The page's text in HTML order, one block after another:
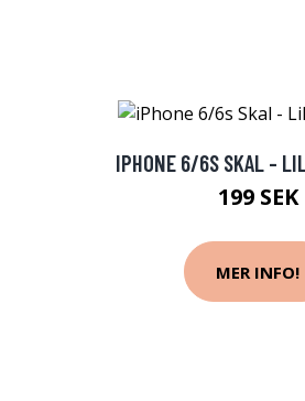
IPHONE 6/6S SKAL -
199 SEK
MER INFO!